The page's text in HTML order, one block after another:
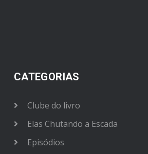
CATEGORIAS
Clube do livro
Elas Chutando a Escada
Episódios